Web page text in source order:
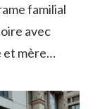
familial
avec
et mère…